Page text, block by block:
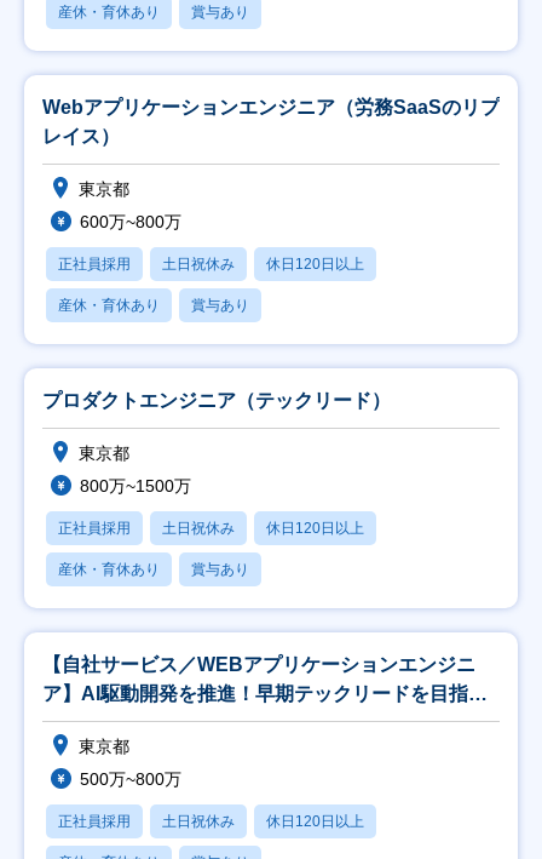
産休・育休あり 賞与あり
Webアプリケーションエンジニア（労務SaaSのリプ
レイス）
東京都
600万~800万
正社員採用 土日祝休み 休日120日以上
産休・育休あり 賞与あり
プロダクトエンジニア（テックリード）
東京都
800万~1500万
正社員採用 土日祝休み 休日120日以上
産休・育休あり 賞与あり
【自社サービス／WEBアプリケーションエンジニ
ア】AI駆動開発を推進！早期テックリードを目指せ
ます！
東京都
500万~800万
正社員採用 土日祝休み 休日120日以上